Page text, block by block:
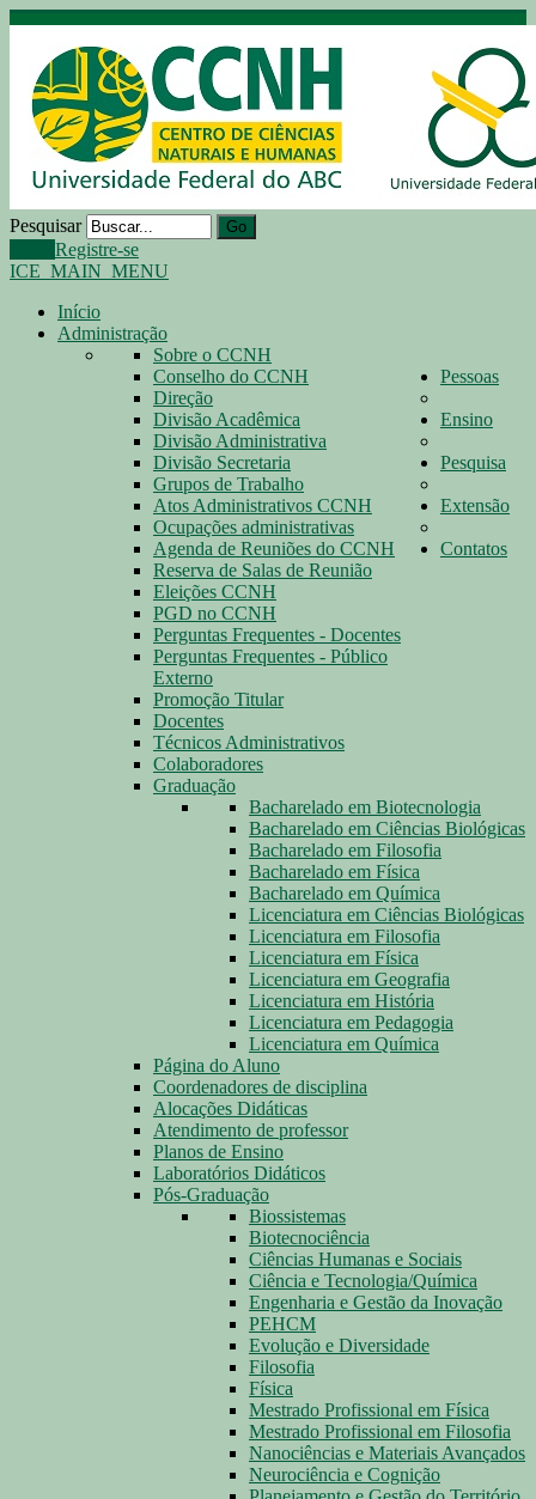
Pesquisar Go
Registre-se
ICE_MAIN_MENU
Início
Administração
Sobre o CCNH
Conselho do CCNH
Direção
Divisão Acadêmica
Divisão Administrativa
Divisão Secretaria
Grupos de Trabalho
Atos Administrativos CCNH
Ocupações administrativas
Agenda de Reuniões do CCNH
Reserva de Salas de Reunião
Eleições CCNH
PGD no CCNH
Perguntas Frequentes - Docentes
Perguntas Frequentes - Público
Externo
Promoção Titular
Pessoas
Docentes
Técnicos Administrativos
Colaboradores
Ensino
Graduação
Bacharelado em Biotecnologia
Bacharelado em Ciências Biológicas
Bacharelado em Filosofia
Bacharelado em Física
Bacharelado em Química
Licenciatura em Ciências Biológicas
Licenciatura em Filosofia
Licenciatura em Física
Licenciatura em Geografia
Licenciatura em História
Licenciatura em Pedagogia
Licenciatura em Química
Página do Aluno
Coordenadores de disciplina
Alocações Didáticas
Atendimento de professor
Planos de Ensino
Laboratórios Didáticos
Pós-Graduação
Biossistemas
Biotecnociência
Ciências Humanas e Sociais
Ciência e Tecnologia/Química
Engenharia e Gestão da Inovação
PEHCM
Evolução e Diversidade
Filosofia
Física
Mestrado Profissional em Física
Mestrado Profissional em Filosofia
Nanociências e Materiais Avançados
Neurociência e Cognição
Pesquisa
Extensão
Contatos